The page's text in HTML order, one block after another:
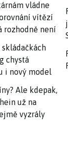
vládne
vítězí
rozhodně není
chystá
i nový model
Ale kdepak,
už na
vyzrály